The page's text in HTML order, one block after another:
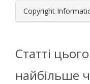
Copyright
Статті
найбільше